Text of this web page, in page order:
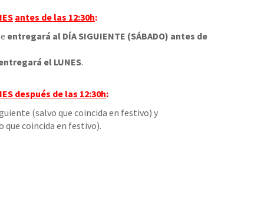
antes de las 12:30h:
entregará al DÍA SIGUIENTE (SÁBADO) antes de
el LUNES.
después de las 12:30h:
(salvo que coincida en festivo) y
que coincida en festivo).